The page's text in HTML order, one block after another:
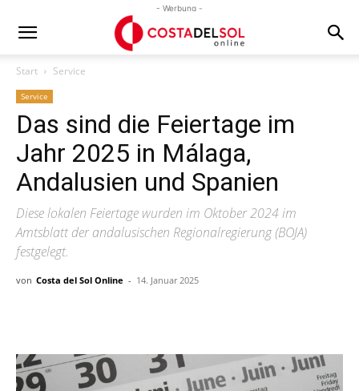
- Werbung -
Start Service
Service
Das sind die Feiertage im
Jahr 2025 in Málaga,
Andalusien und Spanien
Diese lokalen Feiertage wurden im Oktober 2024 im
Amtsblatt der andalusischen Regionalregierung (BOJA)
festgelegt.
von Costa del Sol Online - 14. Januar 2025